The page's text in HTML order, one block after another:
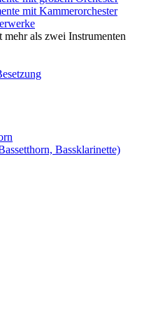
mit Kammerorchester
als zwei Instrumenten
Bassklarinette)